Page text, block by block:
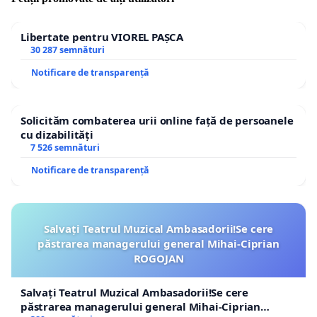
Credem că, numai în acest fel, Partidul Social Democrat
poate îndeplini Planul de Guvernare și, implicit,
Libertate pentru VIOREL PAȘCA
30 287 semnături
Notificare de transparență
Solicităm combaterea urii online față de persoanele
cu dizabilități
7 526 semnături
Notificare de transparență
Salvați Teatrul Muzical Ambasadorii!Se cere
păstrarea managerului general Mihai-Ciprian
ROGOJAN
Salvați Teatrul Muzical Ambasadorii!Se cere
păstrarea managerului general Mihai-Ciprian